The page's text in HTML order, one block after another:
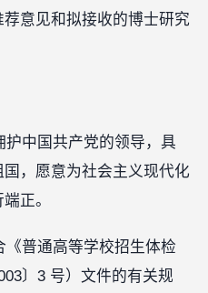
意见和拟接收的博士研究
中国共产党的领导，具
，愿意为社会主义现代化
正。
普通高等学校招生体检
〕3 号）文件的有关规